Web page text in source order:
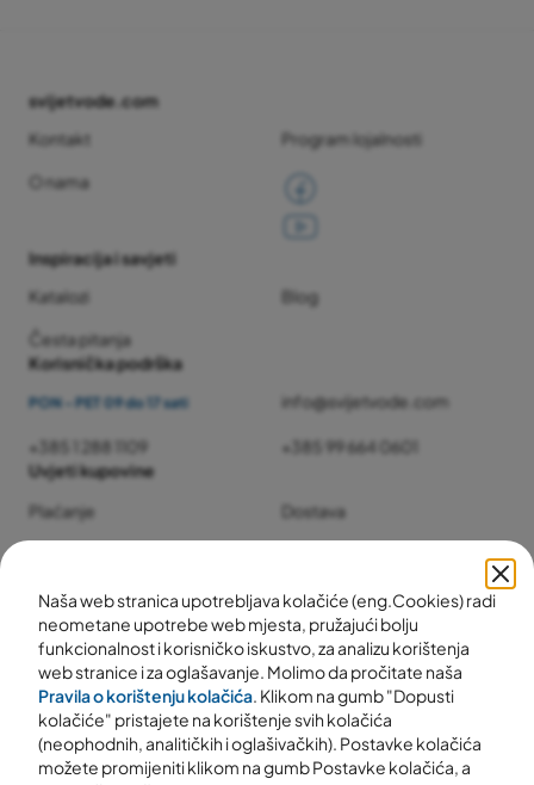
Naša web stranica upotrebljava kolačiće (eng.Cookies) radi
neometane upotrebe web mjesta, pružajući bolju
funkcionalnost i korisničko iskustvo, za analizu korištenja
web stranice i za oglašavanje. Molimo da pročitate naša
Pravila o korištenju kolačića. Klikom na gumb "Dopusti
kolačiće" pristajete na korištenje svih kolačića
(neophodnih, analitičkih i oglašivačkih). Postavke kolačića
možete promijeniti klikom na gumb Postavke kolačića, a
svijetvode.com
Kontakt
Program lojalnosti
O nama
Inspiracija i savjeti
Katalozi
Blog
Česta pitanja
Korisnička podrška
PON - PET 09 do 17 sati info@svijetvode.com
+385 1 288 1109
+385 99 664 0601
Uvjeti kupovine
Plaćanje
Dostava